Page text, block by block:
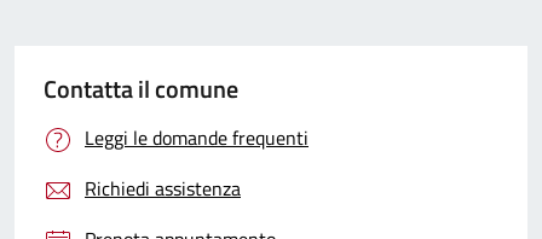
Contatta il comune
Leggi le domande frequenti
Richiedi assistenza